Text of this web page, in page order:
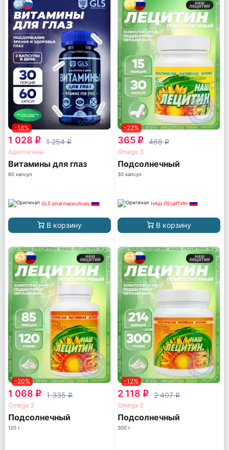
-18%
1 028 q 1 254q
Адаптогены
Витамины для глаз
60 капсул
GLS pharmaceuticals
В корзину
-22%
365 q 468q
Omega 3
Подсолнечный
30 капсул
НАШ ЛЕЦИТИН
В корзину
-20%
1 068 q 1 335q
Omega 3
Подсолнечный
120 г
-12%
2 118 q 2 407q
Omega 3
Подсолнечный
300 г